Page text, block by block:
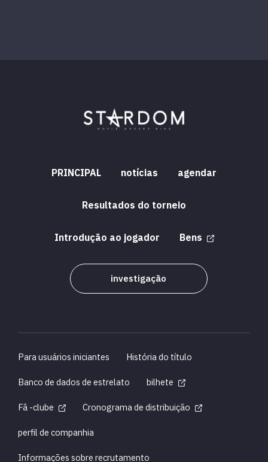
PRINCIPAL notícias agendar
Resultados do torneio
Introdução ao jogador Bens
investigação
Para usuários iniciantes
História do título
Banco de dados de estrelato
bilhete
Fã -clube
Cronograma de distribuição
perfil de companhia
Informações sobre recrutamento